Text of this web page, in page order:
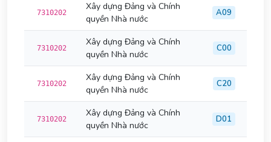
7310202
Xây dựng Đảng và Chính
quyền Nhà nước
A09
7310202
Xây dựng Đảng và Chính
quyền Nhà nước
C00
7310202
Xây dựng Đảng và Chính
quyền Nhà nước
C20
7310202
Xây dựng Đảng và Chính
quyền Nhà nước
D01